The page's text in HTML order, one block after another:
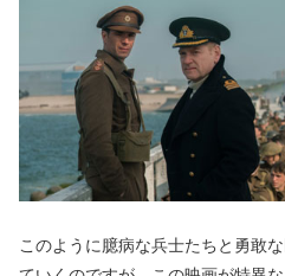
このように臆病な兵士たちと勇敢